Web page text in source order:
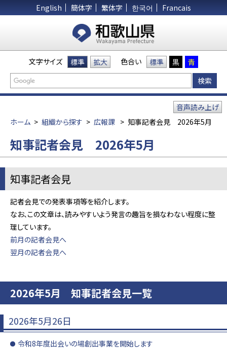
English 簡体字 繁体字 한국어 Francais
文字サイズ 標準 拡大 色合い 標準 黒 青
ホーム > 組織から探す > 広報課 > 知事記者会見 2026年5月
音声読み上げ
知事記者会見 2026年5月
知事記者会見
記者会見での発表事項等を紹介します。
なお、この文章は、読みやすいよう発言の趣旨を損なわない程度に整
理しています。
前月の記者会見へ
翌月の記者会見へ
2026年5月 知事記者会見一覧
2026年5月26日
令和8年度出会いの場創出事業を開始します